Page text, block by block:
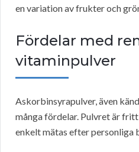
en variation av frukter och
Fördelar med
vitaminpulver
Askorbinsyrapulver, även
många fördelar. Pulvret är
enkelt mätas efter personliga